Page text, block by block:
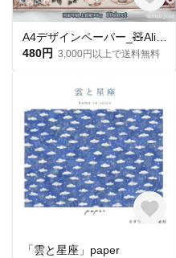
480円 3,000円以上で送料無料
「雲と星座」paper